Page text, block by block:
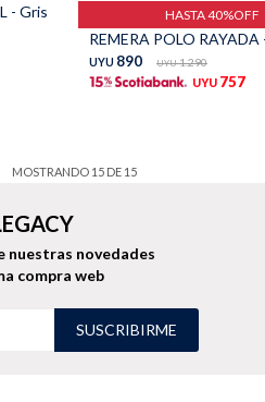
- Gris HASTA 40%OFF
REMERA POLO RAYADA
UYU 890 UYU 1.290
UYU 757
MOSTRANDO 15 DE 15
novedades
compra web
SUSCRIBIRME